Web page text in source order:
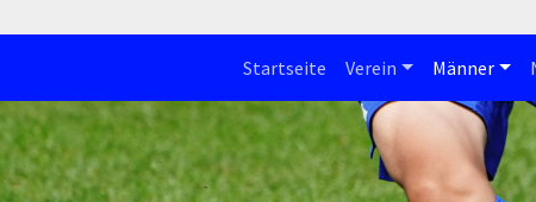
Startseite Verein Männer